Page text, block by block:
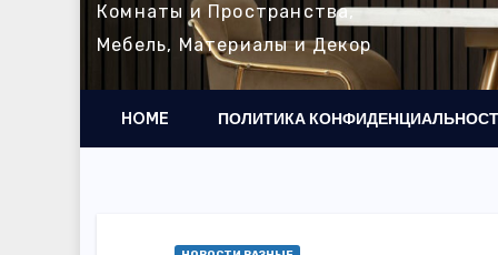
Комнаты и Пространства,
Мебель, Материалы и Декор
HOME ПОЛИТИКА